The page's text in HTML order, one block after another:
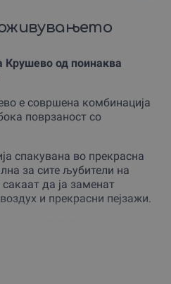
Крушево од поинаква
е совршена комбинација
поврзаност со
спакувана во прекрасна
за сите љубители на
да ја заменат
и прекрасни пејзажи.
и пријатно